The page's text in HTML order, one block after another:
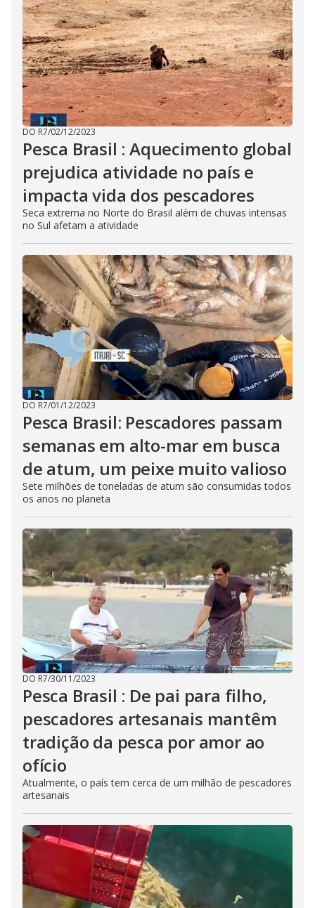
DO R7/02/12/2023
Pesca Brasil : Aquecimento global
prejudica atividade no país e
impacta vida dos pescadores
Seca extrema no Norte do Brasil além de chuvas intensas
no Sul afetam a atividade
DO R7/01/12/2023
Pesca Brasil: Pescadores passam
semanas em alto-mar em busca
de atum, um peixe muito valioso
Sete milhões de toneladas de atum são consumidas todos
os anos no planeta
DO R7/30/11/2023
Pesca Brasil : De pai para filho,
pescadores artesanais mantêm
tradição da pesca por amor ao
ofício
Atualmente, o país tem cerca de um milhão de pescadores
artesanais